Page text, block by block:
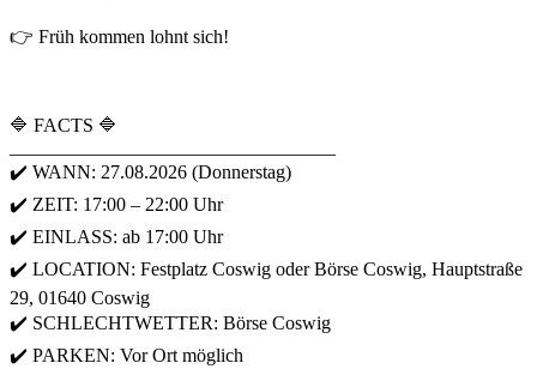
👉 Früh kommen lohnt sich!
🔷 FACTS 🔷
✔️ WANN: 27.08.2026 (Donnerstag)
✔️ ZEIT: 17:00 – 22:00 Uhr
✔️ EINLASS: ab 17:00 Uhr
✔️ LOCATION: Festplatz Coswig oder Börse Coswig, Hauptstraße
29, 01640 Coswig
✔️ SCHLECHTWETTER: Börse Coswig
✔️ PARKEN: Vor Ort möglich